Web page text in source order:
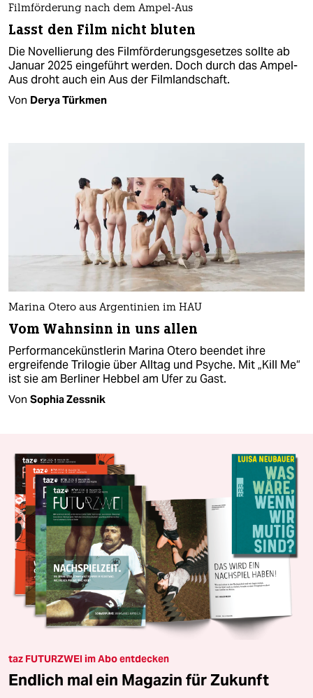
Filmförderung nach dem Ampel-Aus
Lasst den Film nicht bluten
Die Novellierung des Filmförderungsgesetzes sollte ab
Januar 2025 eingeführt werden. Doch durch das Ampel-
Aus droht auch ein Aus der Filmlandschaft.
Von Derya Türkmen
Marina Otero aus Argentinien im HAU
Vom Wahnsinn in uns allen
Performancekünstlerin Marina Otero beendet ihre
ergreifende Trilogie über Alltag und Psyche. Mit „Kill Me“
ist sie am Berliner Hebbel am Ufer zu Gast.
Von Sophia Zessnik
taz FUTURZWEI im Abo entdecken
Endlich mal ein Magazin für Zukunft